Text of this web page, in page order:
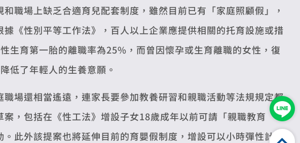
職場上缺乏合適育兒配套制度，雖然目前已有「家庭照顧假」，
《性別平等工作法》，百人以上企業應提供相關的托育設施或措
生育第一胎的離職率為25%，而曾因懷孕或生育離職的女性，復
低了年輕人的生養意願。
場還相當遙遠，連家長要參加教養研習和親職活動等法規規定都
，包括在《性工法》增設子女18歲成年以前可請「親職教育
此外該提案也將延伸目前的育嬰假制度，增設可以小時彈性計算